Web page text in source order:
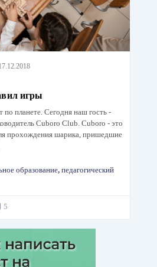
игры
планете. Сегодня наш гость -
Cuboro Club. Cuboro - это
прохождения шарика, пришедшие
образование, педагогический
5